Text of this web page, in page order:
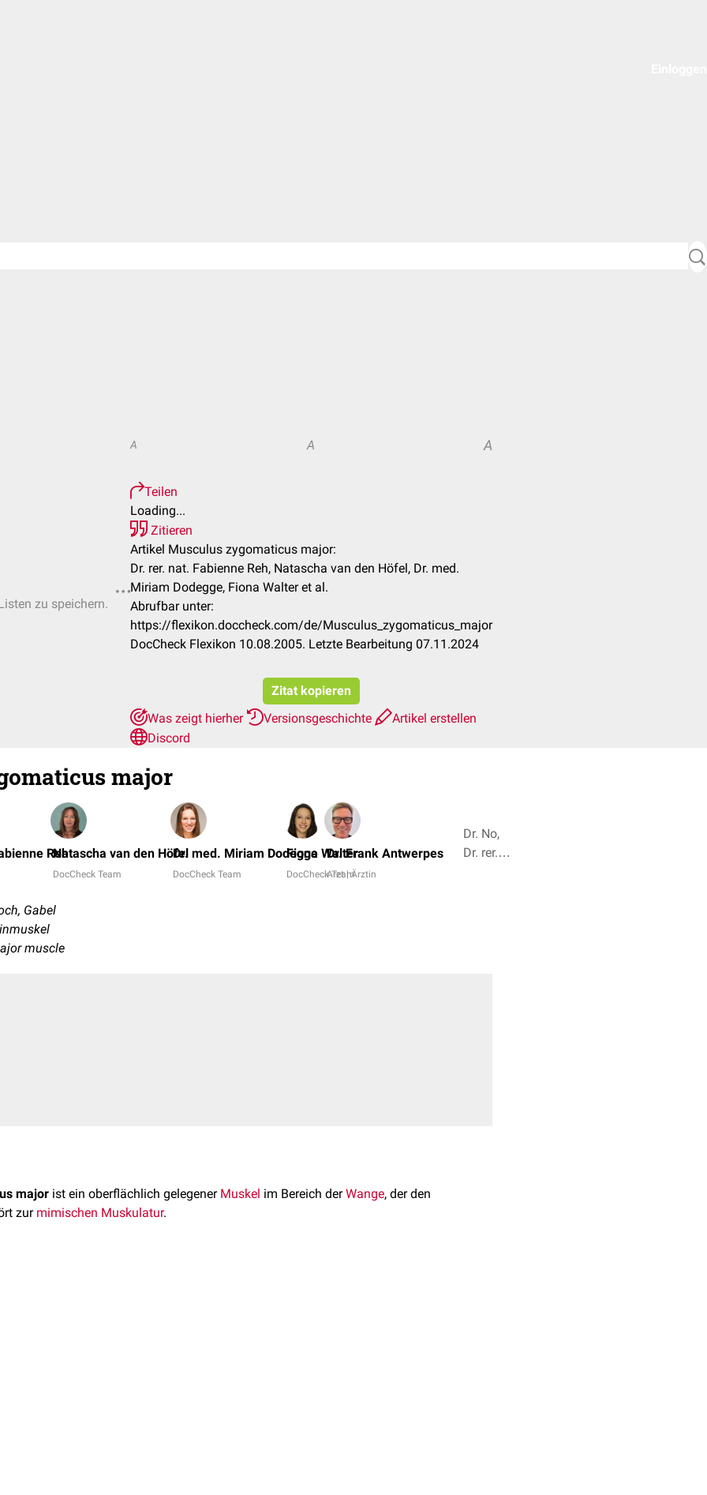
zu speichern.
A A A
Teilen
Loading...
Zitieren
Artikel Musculus zygomaticus major:
Dr. rer. nat. Fabienne Reh, Natascha van den Höfel, Dr. med.
Miriam Dodegge, Fiona Walter et al.
Abrufbar unter:
https://flexikon.doccheck.com/de/Musculus_zygomaticus_major
DocCheck Flexikon 10.08.2005. Letzte Bearbeitung 07.11.2024
Zitat kopieren
Was zeigt hierher
Versionsgeschichte
Artikel erstellen
Discord
major
Reh
Natascha van den Höfel
DocCheck Team
Dr. med. Miriam Dodegge
DocCheck Team
Fiona Walter
DocCheck Team
Dr. Frank Antwerpes
Arzt | Ärztin
Dr. No,
Dr. rer.
Gabel
muscle
major ist ein oberflächlich gelegener Muskel im Bereich derWange, der den
zur mimischen Muskulatur.